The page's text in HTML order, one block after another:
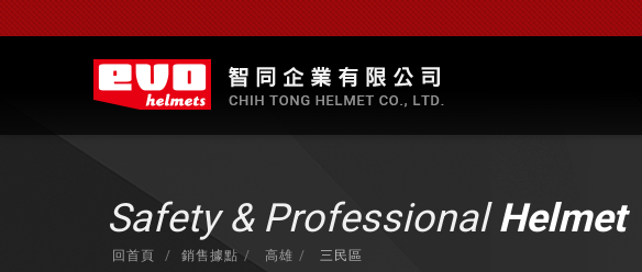
Safety & ProfessionalHelmet
回首頁 銷售據點 高雄 三民區